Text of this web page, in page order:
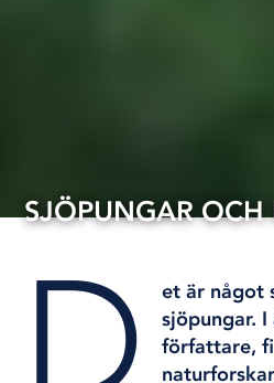
SJÖPUNGAR OCH
KLIMAT
D
et är något
sjöpungar.
författare,